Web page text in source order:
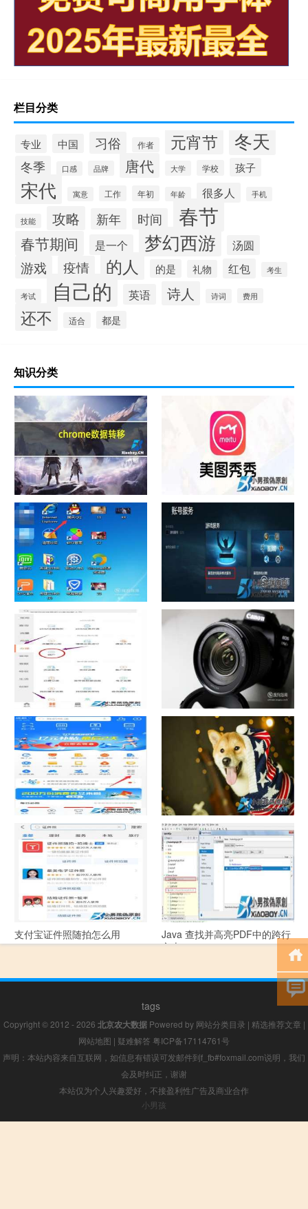
栏目分类
专业 中国 习俗 作者 元宵节 冬天
冬季 口感 品牌 唐代 大学 学校 孩子
宋代 寓意 工作 年初 年龄 很多人 手机
技能 攻略 新年 时间 春节
春节期间 是一个 梦幻西游 汤圆
游戏 疫情 的人 的是 礼物 红包 考生
考试 自己的 英语 诗人 诗词 费用
还不 适合 都是
知识分类
chrome数据转移 怎样给照片换背景
如何看认识QQ好友具体多少天
了
战网怎么修改昵称？
中国联通手机营业厅销户操作
指引
摄影作品的欣赏方法
支付宝怎么拍违章挣钱？
宠物定位器app开发可以解决哪
些问题？
支付宝证件照随拍怎么用
Java 查找并高亮PDF中的跨行
文本
tags
Copyright © 2012 - 2026 北京农大数据Powered by 网站分类目录 | 精选推荐文章 |
网站地图 | 疑难解答 粤ICP备17114761号
声明：本站内容来自互联网，如信息有错误可发邮件到f_fb#foxmail.com说明，我们
会及时纠正，谢谢
本站仅为个人兴趣爱好，不接盈利性广告及商业合作
小男孩